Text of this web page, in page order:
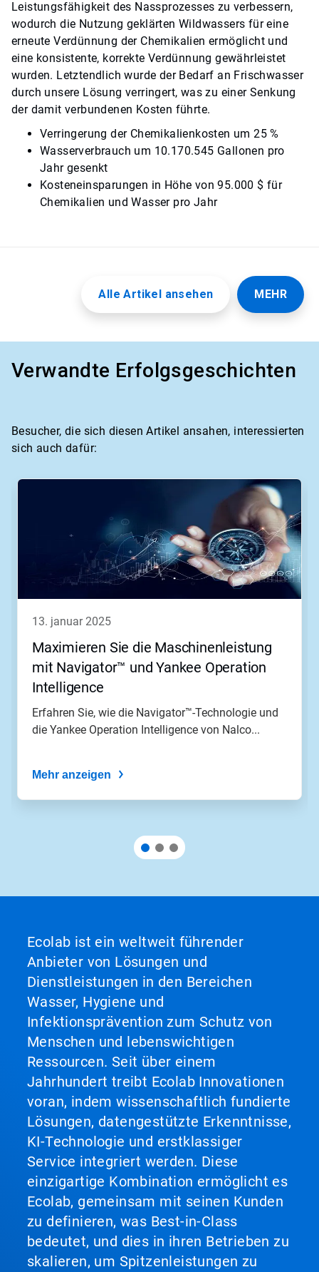
Leistungsfähigkeit des Nassprozesses zu verbessern,
wodurch die Nutzung geklärten Wildwassers für eine
erneute Verdünnung der Chemikalien ermöglicht und
eine konsistente, korrekte Verdünnung gewährleistet
wurden. Letztendlich wurde der Bedarf an Frischwasser
durch unsere Lösung verringert, was zu einer Senkung
der damit verbundenen Kosten führte.
Verringerung der Chemikalienkosten um 25 %
Wasserverbrauch um 10.170.545 Gallonen pro
Jahr gesenkt
Kosteneinsparungen in Höhe von 95.000 $ für
Chemikalien und Wasser pro Jahr
Alle Artikel ansehen MEHR
Verwandte Erfolgsgeschichten
Besucher, die sich diesen Artikel ansahen, interessierten
sich auch dafür:
13. januar 2025
Maximieren Sie die Maschinenleistung
mit Navigator™ und Yankee Operation
Intelligence
Erfahren Sie, wie die Navigator™-Technologie und
die Yankee Operation Intelligence von Nalco...
Mehr anzeigen
Ecolab ist ein weltweit führender
Anbieter von Lösungen und
Dienstleistungen in den Bereichen
Wasser, Hygiene und
Infektionsprävention zum Schutz von
Menschen und lebenswichtigen
Ressourcen. Seit über einem
Jahrhundert treibt Ecolab Innovationen
voran, indem wissenschaftlich fundierte
Lösungen, datengestützte Erkenntnisse,
KI-Technologie und erstklassiger
Service integriert werden. Diese
einzigartige Kombination ermöglicht es
Ecolab, gemeinsam mit seinen Kunden
zu definieren, was Best-in-Class
bedeutet, und dies in ihren Betrieben zu
skalieren, um Spitzenleistungen zu